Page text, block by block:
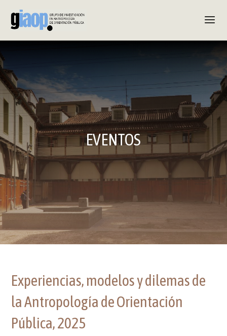
EVENTOS
Experiencias, modelos y dilemas de
la Antropología de Orientación
Pública, 2025